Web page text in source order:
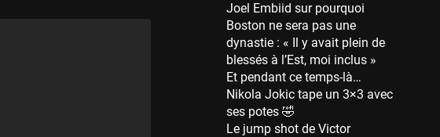
Phoenix Suns
69 sessions
Miami Heat
63 sessions
Los Angeles Clippers
61 sessions
Joel Embiid sur pourquoi
Boston ne sera pas une
dynastie : « Il y avait plein de
blessés à l’Est, moi inclus »
Et pendant ce temps-là…
Nikola Jokic tape un 3×3 avec
ses potes 🤣
Le jump shot de Victor